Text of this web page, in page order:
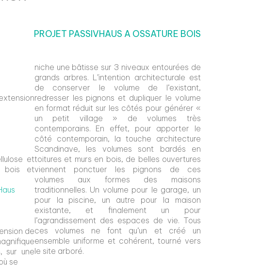
PROJET PASSIVHAUS A OSSATURE BOIS
et
bois et
de
sur une
se
niche une bâtisse sur 3 niveaux entourées de
grands arbres. L’intention architecturale est
de conserver le volume de l’existant,
redresser les pignons et dupliquer le volume
en format réduit sur les côtés pour générer «
un petit village » de volumes très
contemporains. En effet, pour apporter le
côté contemporain, la touche architecture
Scandinave, les volumes sont bardés en
toitures et murs en bois, de belles ouvertures
viennent ponctuer les pignons de ces
volumes aux formes des maisons
traditionnelles. Un volume pour le garage, un
pour la piscine, un autre pour la maison
existante, et finalement un pour
l’agrandissement des espaces de vie. Tous
ces volumes ne font qu’un et créé un
ensemble uniforme et cohérent, tourné vers
le site arboré.